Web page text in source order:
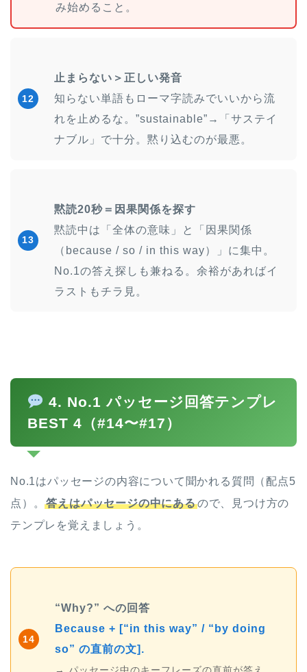
み始めること。
12
止まらない＞正しい発音
知らない単語もローマ字読みでいいから流
れを止めるな。”sustainable”→「サステイ
ナブル」で十分。黙り込むのが最悪。
13
黙読20秒＝因果関係を探す
黙読中は「全体の意味」と「因果関係
（because / so / in this way）」に集中。
No.1の答え探しも兼ねる。余裕があればイ
ラストもチラ見。
4. No.1 パッセージ回答テンプレ
BEST 4（#14〜#17）
No.1はパッセージの内容について聞かれる質問（配点5
点）。答えはパッセージの中にあるので、見つけ方の
テンプレを覚えましょう。
14
“Why?” への回答
Because + [“in this way” / “by doing
so” の直前の文].